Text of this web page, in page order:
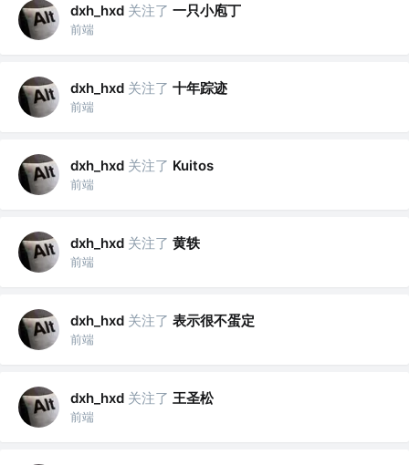
dxh_hxd 关注了 一只小庖丁
前端
dxh_hxd 关注了 十年踪迹
前端
dxh_hxd 关注了 Kuitos
前端
dxh_hxd 关注了 黄轶
前端
dxh_hxd 关注了 表示很不蛋定
前端
dxh_hxd 关注了 王圣松
前端